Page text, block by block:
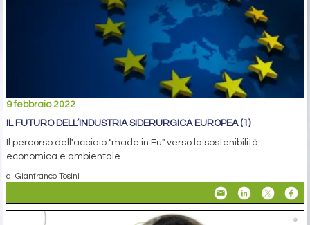
9 febbraio 2022
IL FUTURO DELL’INDUSTRIA SIDERURGICA EUROPEA (1)
Il percorso dell'acciaio "made in Eu" verso la sostenibilità
economica e ambientale
di Gianfranco Tosini